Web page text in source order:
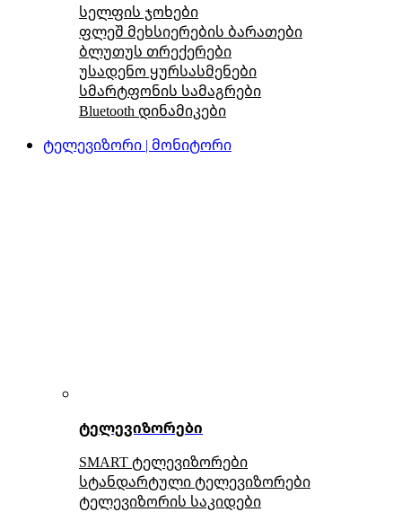
სელფის ჯოხები
ფლეშ მეხსიერების ბარათები
ბლუთუს თრექერები
უსადენო ყურსასმენები
სმარტფონის სამაგრები
Bluetooth დინამიკები
ტელევიზორი | მონიტორი
ტელევიზორები
SMART ტელევიზორები
სტანდარტული ტელევიზორები
ტელევიზორის საკიდები